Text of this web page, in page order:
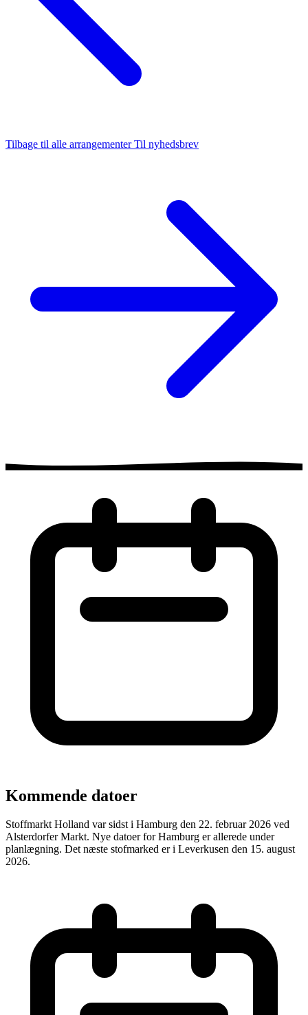
Tilbage til alle arrangementerTil nyhedsbrev
Kommende datoer
Stoffmarkt Holland var sidst i Hamburg den 22. februar 2026 ved
Alsterdorfer Markt. Nye datoer for Hamburg er allerede under
planlægning. Det næste stofmarked er i Leverkusen den 15. august
2026.